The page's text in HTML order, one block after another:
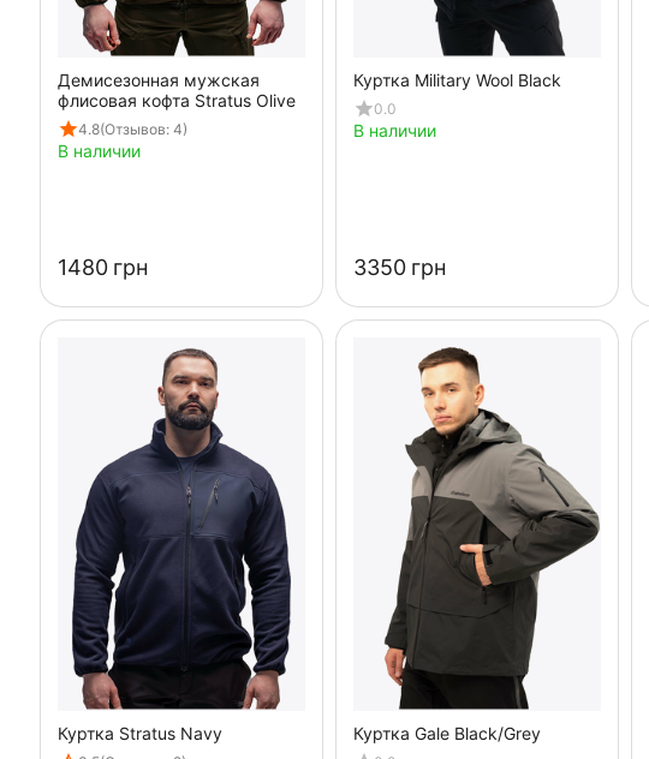
Демисезонная мужская
флисовая кофта Stratus Olive
4.8(Отзывов: 4)
В наличии
‍1480‍ грн
Куртка Military Wool Black
0.0
В наличии
‍3350‍ грн
Куртка Stratus Navy Куртка Gale Black/Grey